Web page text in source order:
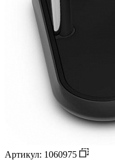
Артикул: 1060975